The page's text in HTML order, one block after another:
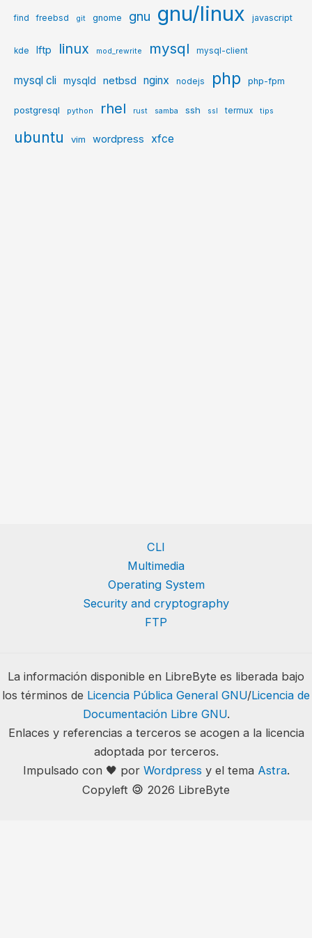
find freebsd git gnome gnu gnu/linux javascript
kde lftp linux mod_rewrite mysql mysql-client
mysql cli mysqld netbsd nginx nodejs php php-fpm
postgresql python rhel rust samba ssh ssl termux tips
ubuntu vim wordpress xfce
CLI
Multimedia
Operating System
Security and cryptography
FTP
La información disponible en LibreByte es liberada bajo
los términos de Licencia Pública General GNU/Licencia de
Documentación Libre GNU.
Enlaces y referencias a terceros se acogen a la licencia
adoptada por terceros.
Impulsado con 🖤 por Wordpress y el tema Astra.
Copyleft 🄯 2026 LibreByte